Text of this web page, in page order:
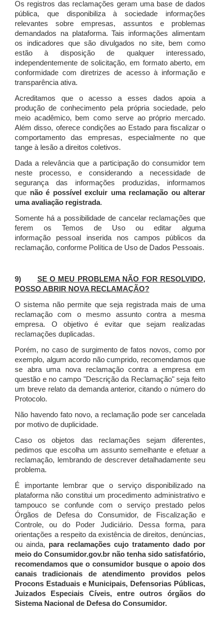
Os registros das reclamações geram uma base de dados
pública, que disponibiliza à sociedade informações
relevantes sobre empresas, assuntos e problemas
demandados na plataforma. Tais informações alimentam
os indicadores que são divulgados no site, bem como
estão à disposição de qualquer interessado,
independentemente de solicitação, em formato aberto, em
conformidade com diretrizes de acesso à informação e
transparência ativa.
Acreditamos que o acesso a esses dados apoia a
produção de conhecimento pela própria sociedade, pelo
meio acadêmico, bem como serve ao próprio mercado.
Além disso, oferece condições ao Estado para fiscalizar o
comportamento das empresas, especialmente no que
tange à lesão a direitos coletivos.
Dada a relevância que a participação do consumidor tem
neste processo, e considerando a necessidade de
segurança das informações produzidas, informamos
que não é possível excluir uma reclamação ou alterar
uma avaliação registrada.
Somente há a possibilidade de cancelar reclamações que
ferem os Temos de Uso ou editar alguma
informação pessoal inserida nos campos públicos da
reclamação, conforme Política de Uso de Dados Pessoais.
9) SE O MEU PROBLEMA NÃO FOR RESOLVIDO,
POSSO ABRIR NOVA RECLAMAÇÃO?
O sistema não permite que seja registrada mais de uma
reclamação com o mesmo assunto contra a mesma
empresa. O objetivo é evitar que sejam realizadas
reclamações duplicadas.
Porém, no caso de surgimento de fatos novos, como por
exemplo, algum acordo não cumprido, recomendamos que
se abra uma nova reclamação contra a empresa em
questão e no campo "Descrição da Reclamação" seja feito
um breve relato da demanda anterior, citando o número do
Protocolo.
Não havendo fato novo, a reclamação pode ser cancelada
por motivo de duplicidade.
Caso os objetos das reclamações sejam diferentes,
pedimos que escolha um assunto semelhante e efetuar a
reclamação, lembrando de descrever detalhadamente seu
problema.
É importante lembrar que o serviço disponibilizado na
plataforma não constitui um procedimento administrativo e
tampouco se confunde com o serviço prestado pelos
Órgãos de Defesa do Consumidor, de Fiscalização e
Controle, ou do Poder Judiciário. Dessa forma, para
orientações a respeito da existência de direitos, denúncias,
ou ainda, para reclamações cujo tratamento dado por
meio do Consumidor.gov.br não tenha sido satisfatório,
recomendamos que o consumidor busque o apoio dos
canais tradicionais de atendimento providos pelos
Procons Estaduais e Municipais, Defensorias Públicas,
Juizados Especiais Cíveis, entre outros órgãos do
Sistema Nacional de Defesa do Consumidor.